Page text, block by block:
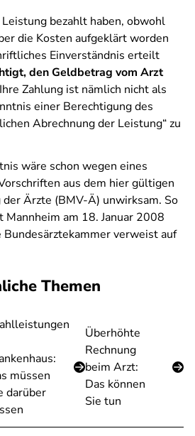
bezahlt haben, obwohl
die Kosten aufgeklärt worden
Einverständnis erteilt
den Geldbetrag vom Arzt
Zahlung ist nämlich nicht als
einer Berechtigung des
Abrechnung der Leistung“ zu
wäre schon wegen eines
aus dem hier gültigen
Ärzte (BMV-Ä) unwirksam. So
Mannheim am 18. Januar 2008
Bundesärztekammer verweist auf
Themen
müssen
darüber
Überhöhte
Rechnung
beim Arzt:
Das können
Sie tun